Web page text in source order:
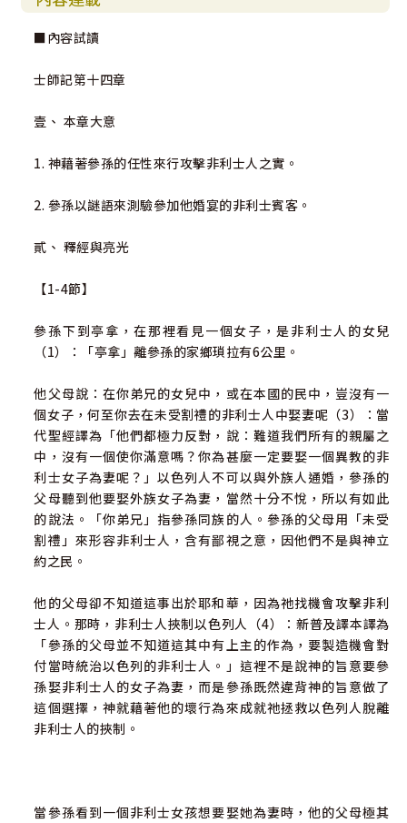
■內容試讀
士師記第十四章
壹、 本章大意
1. 神藉著參孫的任性來行攻擊非利士人之實。
2. 參孫以謎語來測驗參加他婚宴的非利士賓客。
貳、 釋經與亮光
【1-4節】
參孫下到亭拿，在那裡看見一個女子，是非利士人的女兒
（1）：「亭拿」離參孫的家鄉瑣拉有6公里。
他父母說：在你弟兄的女兒中，或在本國的民中，豈沒有一
個女子，何至你去在未受割禮的非利士人中娶妻呢（3）：當
代聖經譯為「他們都極力反對，說：難道我們所有的親屬之
中，沒有一個使你滿意嗎？你為甚麼一定要娶一個異教的非
利士女子為妻呢？」以色列人不可以與外族人通婚，參孫的
父母聽到他要娶外族女子為妻，當然十分不悅，所以有如此
的說法。「你弟兄」指參孫同族的人。參孫的父母用「未受
割禮」來形容非利士人，含有鄙視之意，因他們不是與神立
約之民。
他的父母卻不知道這事出於耶和華，因為祂找機會攻擊非利
士人。那時，非利士人挾制以色列人（4）：新普及譯本譯為
「參孫的父母並不知道這其中有上主的作為，要製造機會對
付當時統治以色列的非利士人。」這裡不是說神的旨意要參
孫娶非利士人的女子為妻，而是參孫既然違背神的旨意做了
這個選擇，神就藉著他的壞行為來成就祂拯救以色列人脫離
非利士人的挾制。
當參孫看到一個非利士女孩想要娶她為妻時，他的父母極其